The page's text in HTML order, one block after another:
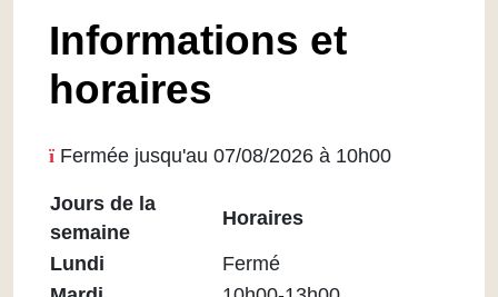
Informations et
horaires
Fermée jusqu'au 07/08/2026 à 10h00
Horaires
Médiathèque
Jours de la
semaine
Horaires
Lundi
Fermé